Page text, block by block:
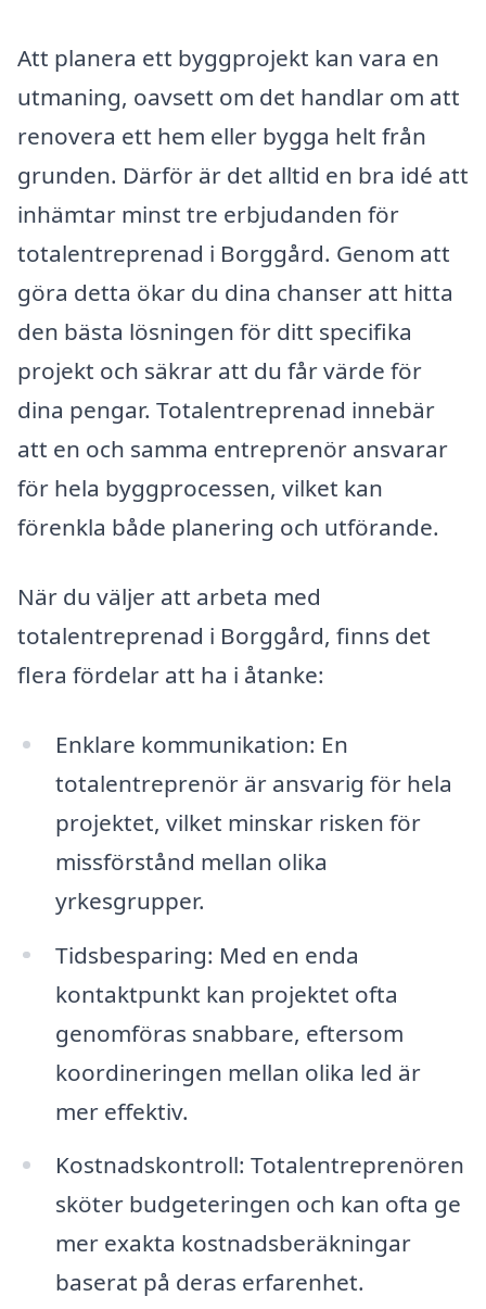
Att planera ett byggprojekt kan vara en
utmaning, oavsett om det handlar om att
renovera ett hem eller bygga helt från
grunden. Därför är det alltid en bra idé att
inhämtar minst tre erbjudanden för
totalentreprenad i Borggård. Genom att
göra detta ökar du dina chanser att hitta
den bästa lösningen för ditt specifika
projekt och säkrar att du får värde för
dina pengar. Totalentreprenad innebär
att en och samma entreprenör ansvarar
för hela byggprocessen, vilket kan
förenkla både planering och utförande.
När du väljer att arbeta med
totalentreprenad i Borggård, finns det
flera fördelar att ha i åtanke:
Enklare kommunikation: En
totalentreprenör är ansvarig för hela
projektet, vilket minskar risken för
missförstånd mellan olika
yrkesgrupper.
Tidsbesparing: Med en enda
kontaktpunkt kan projektet ofta
genomföras snabbare, eftersom
koordineringen mellan olika led är
mer effektiv.
Kostnadskontroll: Totalentreprenören
sköter budgeteringen och kan ofta ge
mer exakta kostnadsberäkningar
baserat på deras erfarenhet.